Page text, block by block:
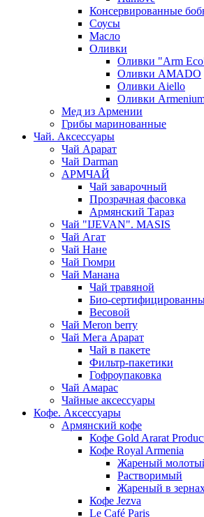
Консервированные
Соусы
Масло
Оливки
Оливки "Arm
Оливки AMADO
Оливки Aiello
Оливки
Мед из Армении
Грибы маринованные
Чай. Аксессуары
Чай Арарат
Чай Darman
АРМЧАЙ
Чай заварочный
Прозрачная фасовка
Армянский Тараз
Чай "IJEVAN". MASIS
Чай Агат
Чай Нане
Чай Гюмри
Чай Манана
Чай травяной
Био-
Весовой
Чай Meron berry
Чай Мега Арарат
Чай в пакете
Фильтр-пакетики
Гофроупаковка
Чай Амарас
Чайные аксессуары
Кофе. Аксессуары
Армянский кофе
Кофе Gold Ararat
Кофе Royal Armenia
Жареный
Растворимый
Жареный в
Кофе Jezva
Le Café Paris